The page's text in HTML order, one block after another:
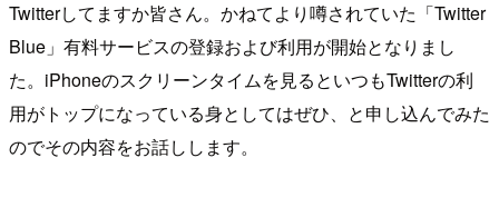
Twitterしてますか皆さん。かねてより噂されていた「Twitter
Blue」有料サービスの登録および利用が開始となりまし
た。iPhoneのスクリーンタイムを見るといつもTwitterの利
用がトップになっている身としてはぜひ、と申し込んでみた
のでその内容をお話しします。